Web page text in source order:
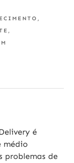
,
,
é
médio
problemas de